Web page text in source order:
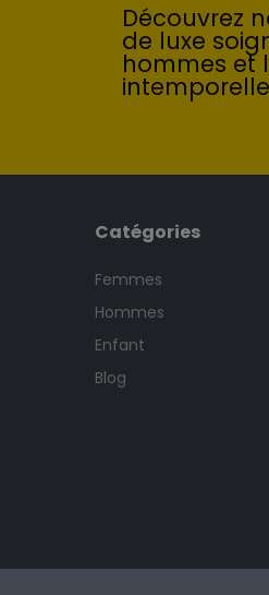
Découvrez
de luxe
hommes et
intemporelle
Catégories
Femmes
Hommes
Enfant
Blog